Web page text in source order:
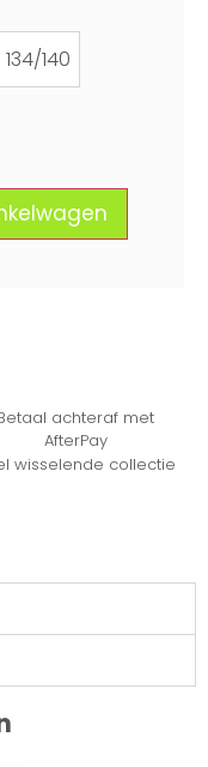
134/140
134/140
achteraf met
AfterPay
wisselende collectie